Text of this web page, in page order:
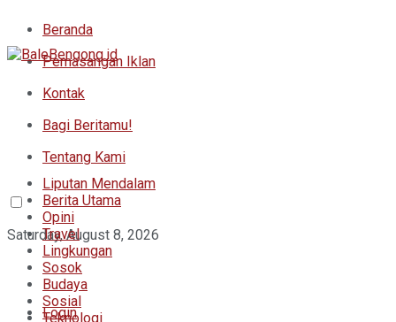
Beranda
Pemasangan Iklan
Kontak
Bagi Beritamu!
Tentang Kami
Saturday, August 8, 2026
Login
Liputan Mendalam
Berita Utama
Opini
Travel
Lingkungan
Sosok
Budaya
Sosial
Teknologi